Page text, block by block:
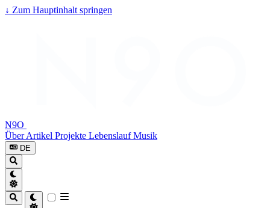
↓ Zum Hauptinhalt springen
N9O
ÜberArtikel Projekte LebenslaufMusik
DE